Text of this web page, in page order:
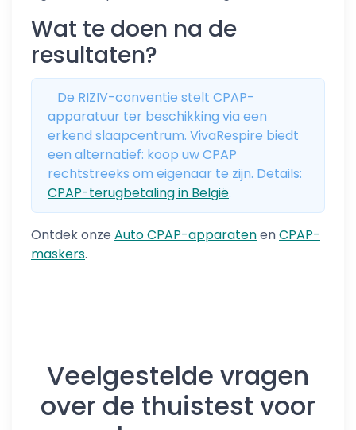
Wat te doen na de
resultaten?
De RIZIV-conventie stelt CPAP-
apparatuur ter beschikking via een
erkend slaapcentrum. VivaRespire biedt
een alternatief: koop uw CPAP
rechtstreeks om eigenaar te zijn. Details:
CPAP-terugbetaling in België.
Ontdek onze Auto CPAP-apparatenenCPAP-
maskers.
Veelgestelde vragen
over de thuistest voor